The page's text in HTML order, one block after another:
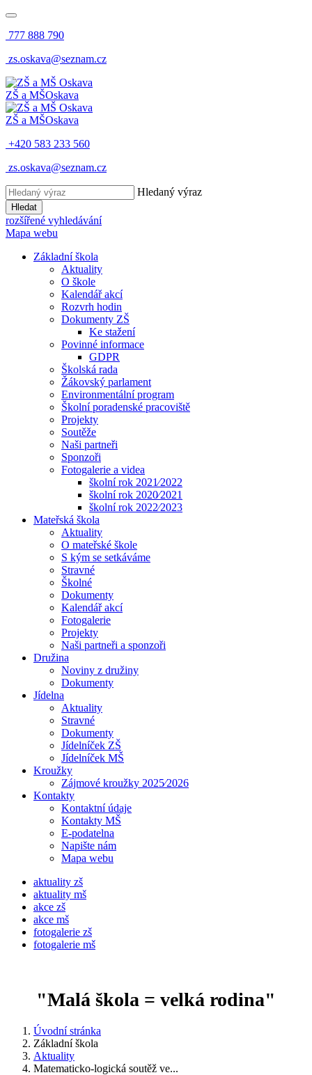
777 888 790
zs.oskava@seznam.cz
ZŠ a MŠOskava
ZŠ a MŠOskava
+420 583 233 560
zs.oskava@seznam.cz
Hledaný výraz
Hledat
rozšířené vyhledávání
Mapa webu
Základní škola
Aktuality
O škole
Kalendář akcí
Rozvrh hodin
Dokumenty ZŠ
Ke stažení
Povinné informace
GDPR
Školská rada
Žákovský parlament
Environmentální program
Školní poradenské pracoviště
Projekty
Soutěže
Naši partneři
Sponzoři
Fotogalerie a videa
školní rok 2021⁄2022
školní rok 2020⁄2021
školní rok 2022⁄2023
Mateřská škola
Aktuality
O mateřské škole
S kým se setkáváme
Stravné
Školné
Dokumenty
Kalendář akcí
Fotogalerie
Projekty
Naši partneři a sponzoři
Družina
Noviny z družiny
Dokumenty
Jídelna
Aktuality
Stravné
Dokumenty
Jídelníček ZŠ
Jídelníček MŠ
Kroužky
Zájmové kroužky 2025⁄2026
Kontakty
Kontaktní údaje
Kontakty MŠ
E-podatelna
Napište nám
Mapa webu
aktuality zš
aktuality mš
akce zš
akce mš
fotogalerie zš
fotogalerie mš
"Malá škola = velká rodina"
Úvodní stránka
Základní škola
Aktuality
Matematicko-logická soutěž ve...